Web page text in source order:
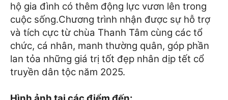
hộ gia đình có thêm động lực vươn lên trong
cuộc sống.Chương trình nhận được sự hỗ trợ
và tích cực từ chùa Thanh Tâm cùng các tổ
chức, cá nhân, manh thường quân, góp phần
lan tỏa những giá trị tốt đẹp nhân dịp tết cổ
truyền dân tộc năm 2025.